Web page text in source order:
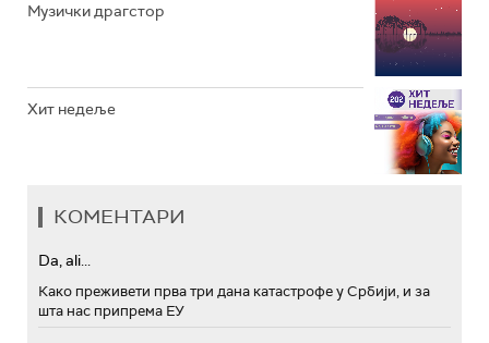
Музички драгстор
Хит недеље
КОМЕНТАРИ
Da, ali...
Како преживети прва три дана катастрофе у Србији, и за
шта нас припрема ЕУ